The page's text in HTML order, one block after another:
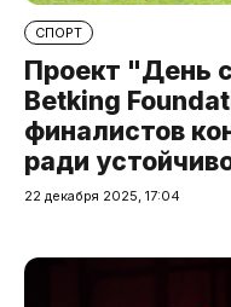
СПОРТ
Проект "День
Betking
финалистов
ради
22 декабря 2025, 17:04